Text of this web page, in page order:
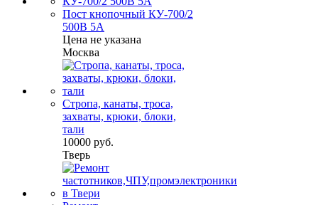
Пост кнопочный КУ-700/2
500В 5А
Цена не указана
Москва
Стропа, канаты, троса,
захваты, крюки, блоки,
тали
10000 руб.
Тверь